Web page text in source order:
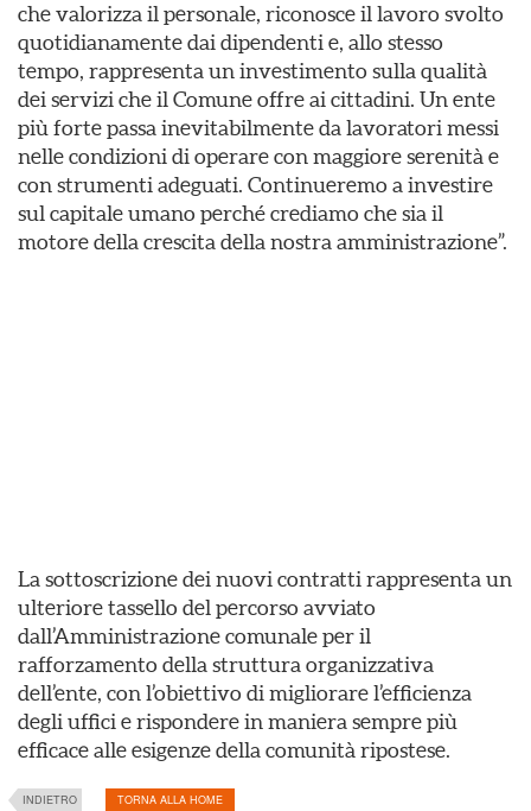
che valorizza il personale, riconosce il lavoro svolto
quotidianamente dai dipendenti e, allo stesso
tempo, rappresenta un investimento sulla qualità
dei servizi che il Comune offre ai cittadini. Un ente
più forte passa inevitabilmente da lavoratori messi
nelle condizioni di operare con maggiore serenità e
con strumenti adeguati. Continueremo a investire
sul capitale umano perché crediamo che sia il
motore della crescita della nostra amministrazione”.
La sottoscrizione dei nuovi contratti rappresenta un
ulteriore tassello del percorso avviato
dall’Amministrazione comunale per il
rafforzamento della struttura organizzativa
dell’ente, con l’obiettivo di migliorare l’efficienza
degli uffici e rispondere in maniera sempre più
efficace alle esigenze della comunità ripostese.
INDIETRO TORNA ALLA HOME